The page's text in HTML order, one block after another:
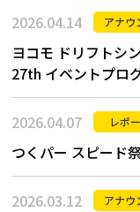
2026.04.14 アナウ
ヨコモ ドリフトシ
27th イベントプロ
2026.04.07 レポ
つくパー スピード
2026.03.12 アナウ